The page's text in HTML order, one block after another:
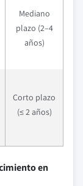
Mediano
plazo (2–4
años)
Corto plazo
(≤ 2 años)
en